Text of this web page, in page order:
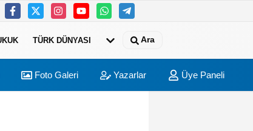
TÜRK DÜNYASI Ara
Foto Galeri Yazarlar Üye Paneli